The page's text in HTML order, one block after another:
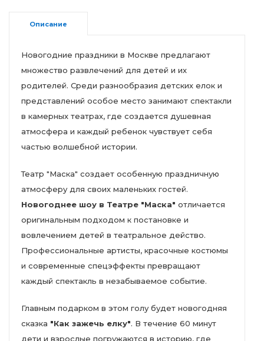
Описание
Новогодние праздники в Москве предлагают
множество развлечений для детей и их
родителей. Среди разнообразия детских елок и
представлений особое место занимают спектакли
в камерных театрах, где создается душевная
атмосфера и каждый ребенок чувствует себя
частью волшебной истории.
Театр "Маска" создает особенную праздничную
атмосферу для своих маленьких гостей.
Новогоднее шоу в Театре "Маска" отличается
оригинальным подходом к постановке и
вовлечением детей в театральное действо.
Профессиональные артисты, красочные костюмы
и современные спецэффекты превращают
каждый спектакль в незабываемое событие.
Главным подарком в этом голу будет новогодняя
сказка "Как зажечь елку". В течение 60 минут
дети и взрослые погружаются в историю, где